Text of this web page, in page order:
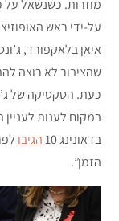
מוזרות. כשנשאל על
איאן בלאקפורד,
שהציבור לא רוצה
כעת. הטקטיקה של
במקום לענות
בדאונינג 10
הגיבו
הזמן”.